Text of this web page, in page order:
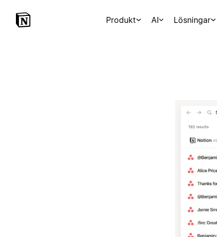
Produkt AI Lösningar